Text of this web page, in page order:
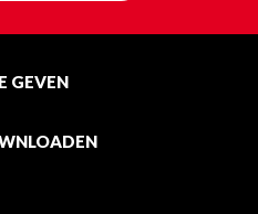
GEVEN